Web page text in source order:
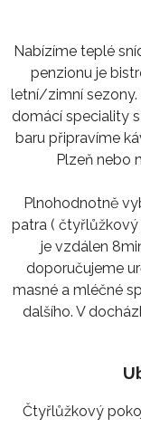
Nabízíme teplé
penzionu je
letní/zimní sezony.
domácí speciality
baru připravíme
Plzeň nebo
Plnohodnotně
patra (
je vzdálen
doporučujeme
masné a mléčné
dalšího. V
Čtyřlůžkový